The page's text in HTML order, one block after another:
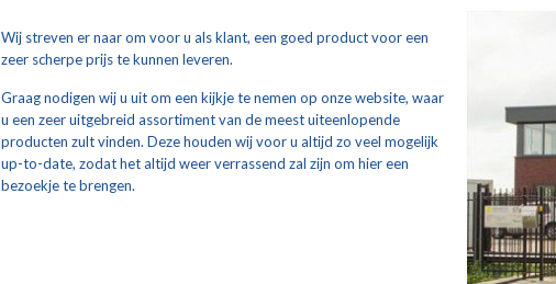
Wij streven er naar om voor u als klant, een goed product voor een
zeer scherpe prijs te kunnen leveren.
Graag nodigen wij u uit om een kijkje te nemen op onze website, waar
u een zeer uitgebreid assortiment van de meest uiteenlopende
producten zult vinden. Deze houden wij voor u altijd zo veel mogelijk
up-to-date, zodat het altijd weer verrassend zal zijn om hier een
bezoekje te brengen.